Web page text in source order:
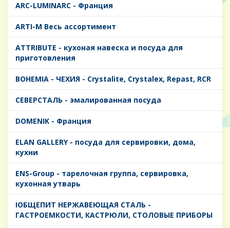
ARC-LUMINARC - Франция
ARTI-M Весь ассортимент
ATTRIBUTE - кухоная навеска и посуда для
приготовления
BOHEMIA - ЧЕХИЯ - Crystalite, Crystalex, Repast, RCR
CЕВЕРСТАЛЬ - эмалированная посуда
DOMENIK - Франция
ELAN GALLERY - посуда для сервировки, дома,
кухни
ENS-Group - тарелочная группа, сервировка,
кухонная утварь
IОБЩЕПИТ НЕРЖАВЕЮЩАЯ СТАЛЬ -
ГАСТРОЕМКОСТИ, КАСТРЮЛИ, СТОЛОВЫЕ ПРИБОРЫ